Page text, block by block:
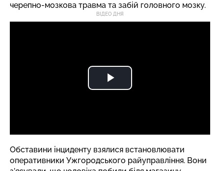
черепно-мозкова травма та забій головного мозку.
ВІДЕО ДНЯ
Обставини інциденту взялися встановлювати
оперативники Ужгородського райуправління. Вони